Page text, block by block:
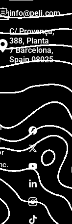
info@peli.com
C/ Provença,
388, Planta
7 Barcelona,
Spain 08025